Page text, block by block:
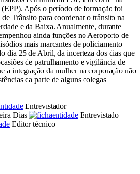
Após o período de formação foi
Trânsito para coordenar o trânsito na
e da Baixa. Anualmente, durante
ainda funções no Aeroporto de
mais marcantes de policiamento
dia 25 de Abril, da incerteza dos dias que
de patrulhamento e vigilância de
a integração da mulher na corporação não
da parte de alguns colegas
Entrevistador
Dias
Entrevistado
Editor técnico